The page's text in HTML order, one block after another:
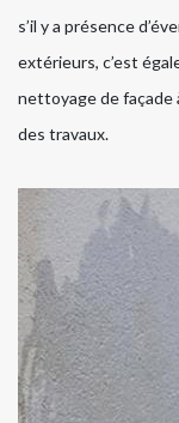
s’il y a présence
extérieurs, c’est
nettoyage de façade
des travaux.